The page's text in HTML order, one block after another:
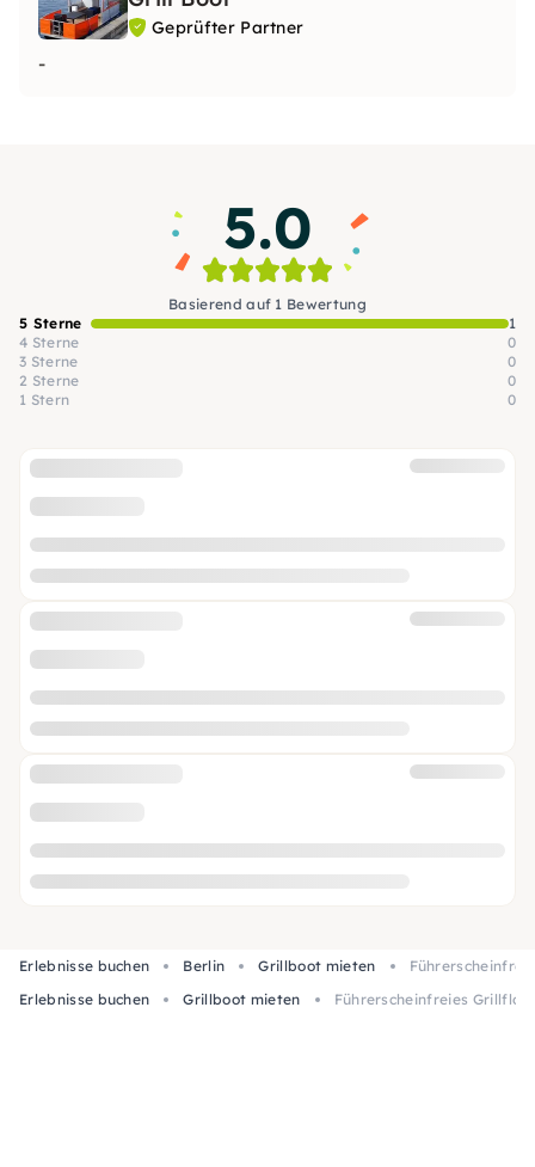
Geprüfter Partner
-
5.0
Basierend auf 1 Bewertung
5 Sterne
1
4 Sterne
0
3 Sterne
0
2 Sterne
0
1 Stern
0
Erlebnisse buchen Berlin Grillboot mieten
Erlebnisse buchen
Grillboot mieten Führerscheinfreies